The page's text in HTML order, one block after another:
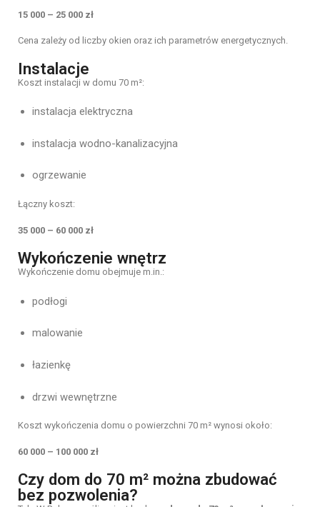
15 000 – 25 000 zł
Cena zależy od liczby okien oraz ich parametrów energetycznych.
Instalacje
Koszt instalacji w domu 70 m²:
instalacja elektryczna
instalacja wodno-kanalizacyjna
ogrzewanie
Łączny koszt:
35 000 – 60 000 zł
Wykończenie wnętrz
Wykończenie domu obejmuje m.in.:
podłogi
malowanie
łazienkę
drzwi wewnętrzne
Koszt wykończenia domu o powierzchni 70 m² wynosi około:
60 000 – 100 000 zł
Czy dom do 70 m² można zbudować
bez pozwolenia?